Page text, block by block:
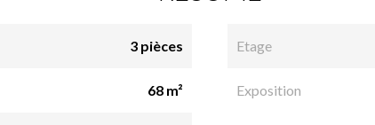
3 pièces
68 m²
Etage
Exposition